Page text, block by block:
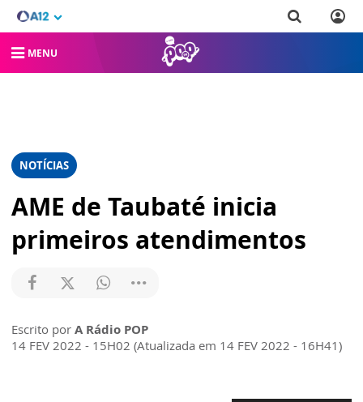
MENU
NOTÍCIAS
AME de Taubaté inicia
primeiros atendimentos
Escrito por A Rádio POP
14 FEV 2022 - 15H02 (Atualizada em 14 FEV 2022 - 16H41)